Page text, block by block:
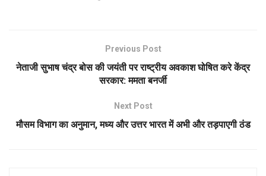
Previous Post
नेताजी सुभाष चंद्र बोस की जयंती पर राष्ट्रीय अवकाश घोषित करे केंद्र
सरकार: ममता बनर्जी
Next Post
मौसम विभाग का अनुमान, मध्य और उत्तर भारत में अभी और तड़पाएगी ठंड